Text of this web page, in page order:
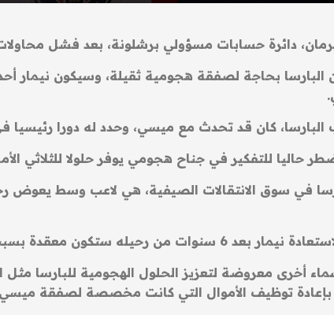
دائرة حسابات مسؤولي برشلونة، بعد فشل محاولات
بحاجة لصفقة هجومية ثقيلة، وسيكون نيمار
البارسا، كان قد تحدث مع ميسي، وحدد له دورا رئيسيا
للتفكير في جناح هجومي يوفر حلولا للثلاثي
في سوق الانتقالات الصيفية، هي لاعب وسط
راتبه الضخم وشروط النادي الباريسي.
أخرى معروضة لتعزيز الحلول الهجومية للبارسا مثل
بإعادة توظيف الأموال التي كانت مخصصة لصفقة